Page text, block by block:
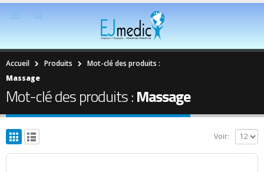
Accueil Produits
Mot-clé des produits :
Massage
Mot-clé des produits :Massage
Voir: